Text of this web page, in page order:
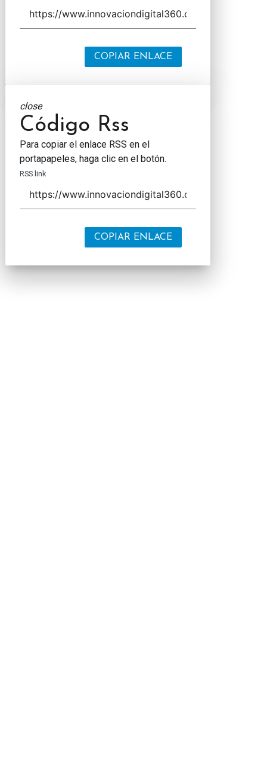
COPIAR ENLACE
close
Código Rss
Para copiar el enlace RSS en el
portapapeles, haga clic en el botón.
RSS link
COPIAR ENLACE